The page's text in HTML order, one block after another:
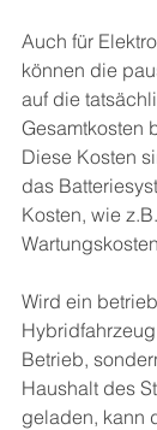
Auch für
können die
auf die
Gesamtkosten
Diese Kosten
das
Kosten, wie
Wird ein
Betrieb,
Haushalt des
geladen, kann